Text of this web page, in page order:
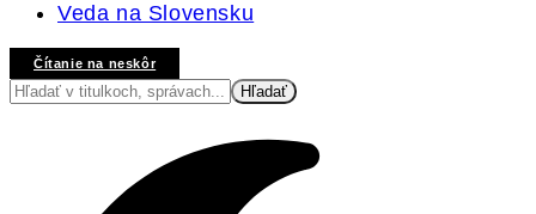
Veda na Slovensku
Čítanie na neskôr